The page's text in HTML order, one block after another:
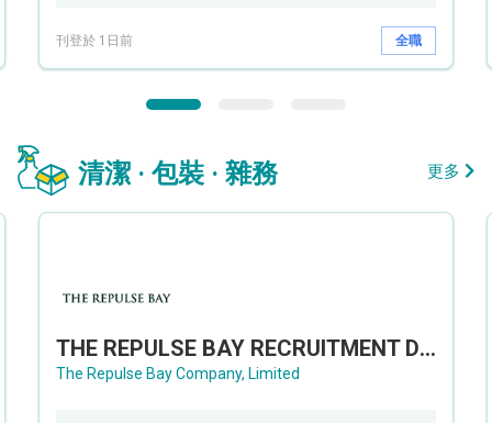
刊登於 1日前 全職
清潔 · 包裝 · 雜務 更多
THE REPULSE BAY RECRUITMENT DAY 淺水灣影灣園人才招聘會
The Repulse Bay Company, Limited